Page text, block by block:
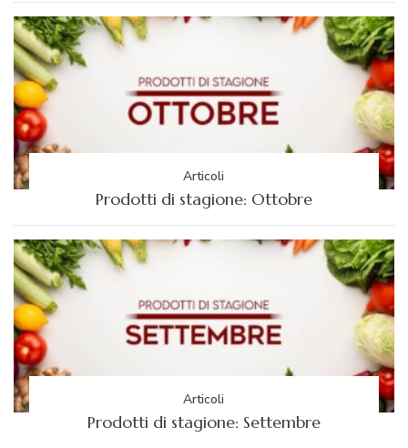
Articoli
Prodotti di stagione: Ottobre
Articoli
Prodotti di stagione: Settembre